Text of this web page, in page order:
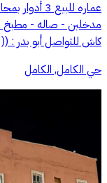
كاش للتواصل أبو بدر : (( الرقم
حي الكامل, الكامل